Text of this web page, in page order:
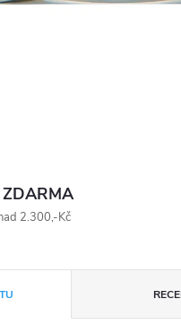
2.300,-Kč